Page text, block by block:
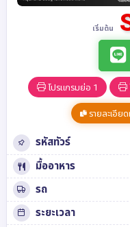
เริ่มต้น
โปรแกรมย่อ 1
รายละเอีย
รหัสทัวร์
มื้ออาหาร
รถ
ระยะเวลา